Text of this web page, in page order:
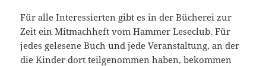
Für alle Interessierten gibt es in der Bücherei zur
Zeit ein Mitmachheft vom Hammer Leseclub. Für
jedes gelesene Buch und jede Veranstaltung, an der
die Kinder dort teilgenommen haben, bekommen